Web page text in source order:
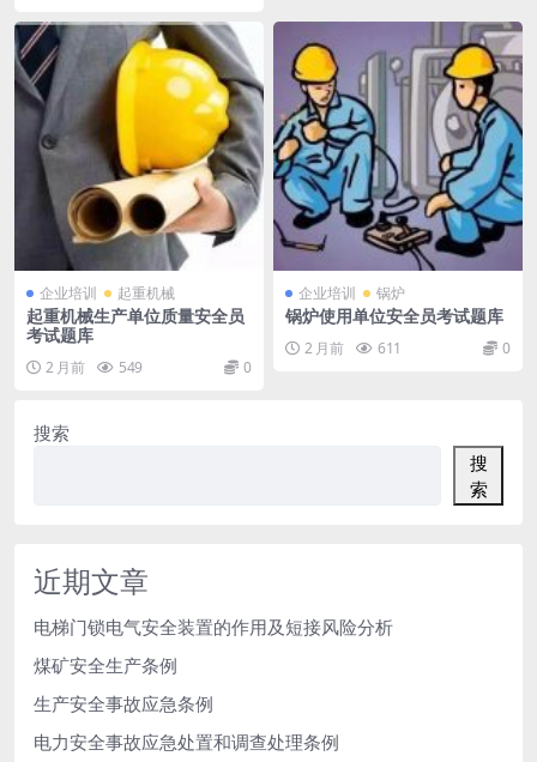
企业培训 起重机械
起重机械生产单位质量安全员
考试题库
2 月前 549 0
企业培训 锅炉
锅炉使用单位安全员考试题库
2 月前 611 0
搜索
搜
索
近期文章
电梯门锁电气安全装置的作用及短接风险分析
煤矿安全生产条例
生产安全事故应急条例
电力安全事故应急处置和调查处理条例